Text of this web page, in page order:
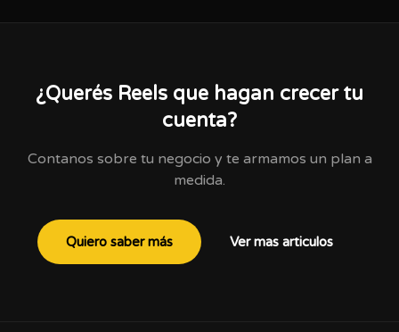
¿Querés Reels que hagan crecer tu
cuenta?
Contanos sobre tu negocio y te armamos un plan a
medida.
Quiero saber más Ver mas articulos